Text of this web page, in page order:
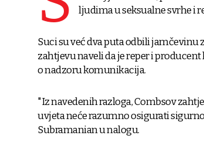
ljudima u seksualne svrhe i
Suci su već dva puta odbili jamčevinu
zahtjevu naveli da je reper i
o nadzoru komunikacija.
"Iz navedenih razloga, Combsov
uvjeta neće razumno osigurati
Subramanian u nalogu.